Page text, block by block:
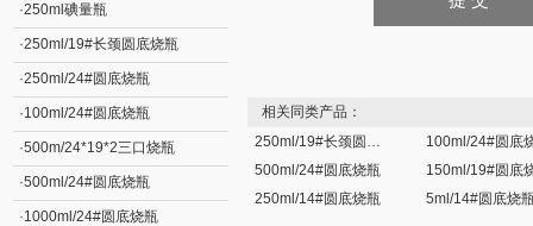
·250ml碘量瓶
·250ml/19#长颈圆底烧瓶
·250ml/24#圆底烧瓶
·100ml/24#圆底烧瓶
·500m/24*19*2三口烧瓶
·500ml/24#圆底烧瓶
·1000ml/24#圆底烧瓶
相关同类产品：
250ml/19#长颈圆底烧瓶
100ml/24#圆底
500ml/24#圆底烧瓶
150ml/19#圆底
250ml/14#圆底烧瓶
5ml/14#圆底烧